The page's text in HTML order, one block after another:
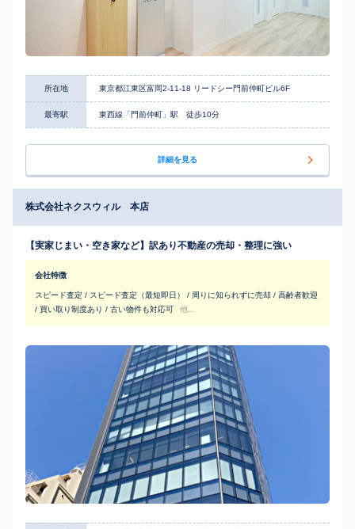
所在地 東京都江東区富岡2-11-18 リードシー門前仲町ビル6F
最寄駅 東西線「門前仲町」駅 徒歩10分
詳細を見る
株式会社ネクスウィル 本店
【実家じまい・空き家など】訳あり不動産の売却・整理に強い
会社特徴
スピード査定 / スピード査定（最短即日） / 周りに知られずに売却 / 高齢者歓迎
/ 買い取り制度あり / 古い物件も対応可
他...